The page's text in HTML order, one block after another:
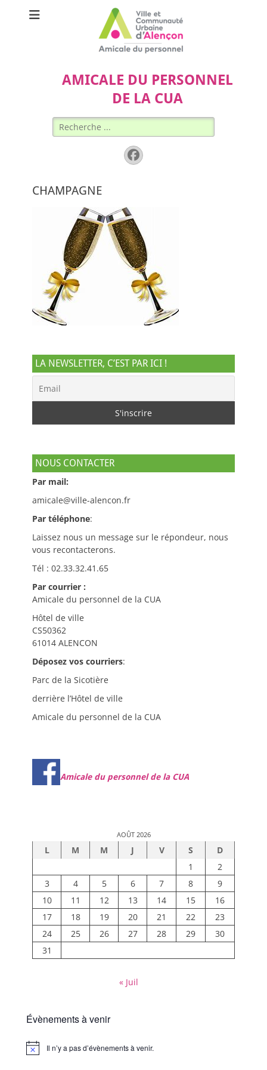
AMICALE DU PERSONNEL
DE LA CUA
Rechercher :
Facebook
CHAMPAGNE
LA NEWSLETTER, C’EST PAR ICI !
NOUS CONTACTER
Par mail:
amicale@ville-alencon.fr
Par téléphone:
Laissez nous un message sur le répondeur, nous
vous recontacterons.
Tél : 02.33.32.41.65
Par courrier :
Amicale du personnel de la CUA
Hôtel de ville
CS50362
61014 ALENCON
Déposez vos courriers:
Parc de la Sicotière
derrière l’Hôtel de ville
Amicale du personnel de la CUA
Amicale du personnel de la CUA
AOÛT 2026
L M M J V S
D
1
2
3
4 5 6 7 8
9
10
11 12 13 14 15
16
17
18 19 20 21 22
23
24
25 26 27 28 29
30
31
« Juil
Évènements à venir
Notice Il n’y a pas d’évènements à venir.